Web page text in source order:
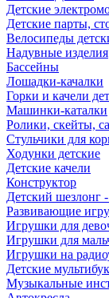
Детские
Детские парты,
Велосипеды
Надувные изделия
Бассейны
Лошадки-качалки
Горки и качели
Машинки-каталки
Ролики, скейты,
Стульчики для
Ходунки детские
Детские качели
Конструктор
Детский шезлонг -
Развивающие
Игрушки для
Игрушки для
Игрушки на
Детские
Музыкальные